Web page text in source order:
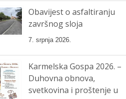
Obavijest o asfaltiranju
završnog sloja
7. srpnja 2026.
Karmelska Gospa 2026. –
Duhovna obnova,
svetkovina i proštenje u